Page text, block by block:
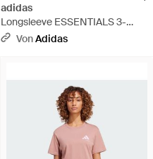
adidas
Longsleeve ESSENTIALS 3-
STREIFEN COTTON T-SHIRT -
VonAdidas